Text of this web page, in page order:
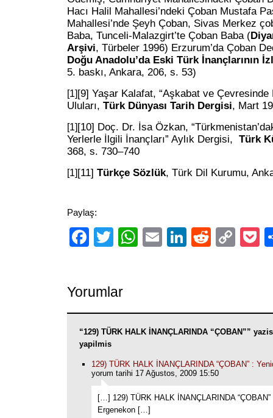
Hacı Halil Mahallesi’ndeki Çoban Mustafa
Mahallesi’nde Şeyh Çoban, Sivas Merkez
Baba, Tunceli-Malazgirt’te Çoban Baba (
Arşivi, Türbeler 1996) Erzurum’da Çoban
Doğu Anadolu’da Eski Türk İnançlarının
5. baskı, Ankara, 206, s. 53)
[1][9] Yaşar Kalafat, “Aşkabat ve Çevresinde
Uluları, Türk Dünyası Tarih Dergisi, Mart
[1][10] Doç. Dr. İsa Özkan,
Yerlerle İlgili İnançları” Aylık Dergisi, Türk
368, s. 730–740
[1][11] Türkçe Sözlük, Türk Dil Kurumu,
Paylaş:
Facebook
TwitterWhatsApp
EmailLinkedIn
Reddit
Yorumlar
“129) TÜRK HALK İNANÇLARINDA “ÇOBAN””
yapilmis
129) TÜRK HALK İNANÇLARINDA “ÇOBAN” :
yorum tarihi 17 Ağustos, 2009 15:50
[…] 129) TÜRK HALK İNANÇLARINDA “ÇOBAN”
Ergenekon […]